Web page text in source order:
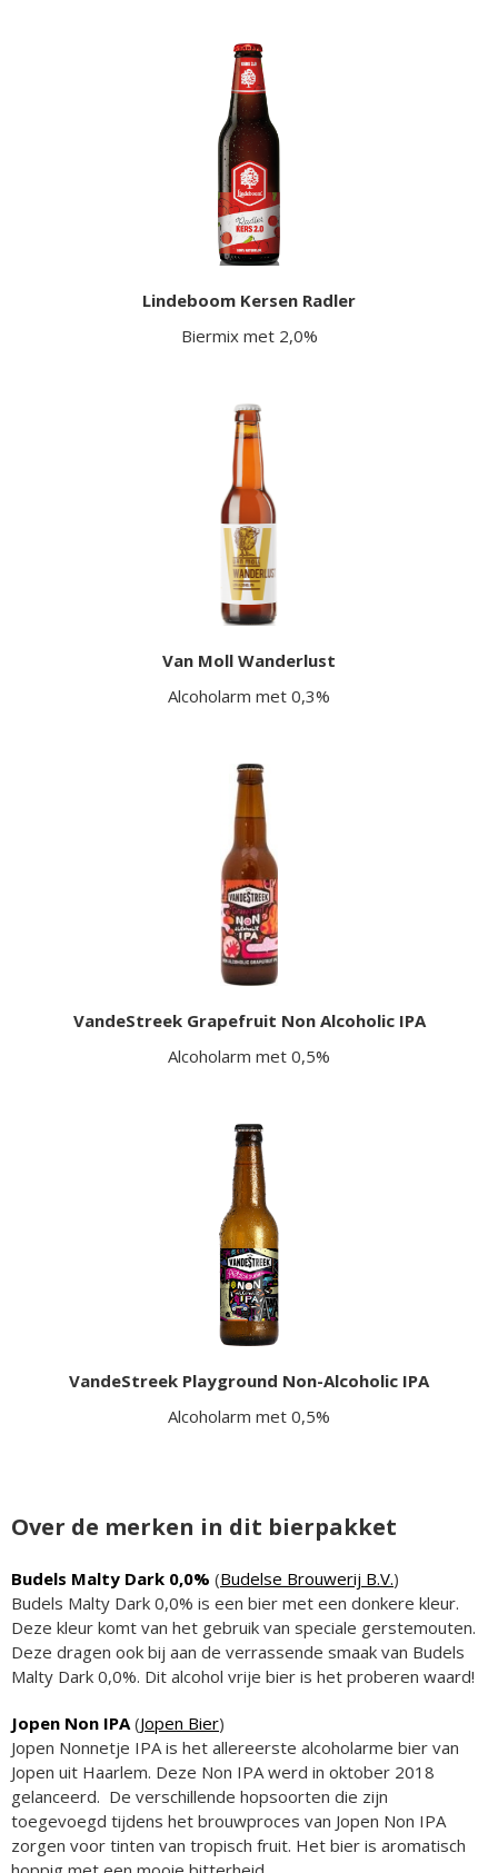
Lindeboom Kersen Radler
Biermix met 2,0%
Van Moll Wanderlust
Alcoholarm met 0,3%
VandeStreek Grapefruit Non Alcoholic IPA
Alcoholarm met 0,5%
VandeStreek Playground Non-Alcoholic IPA
Alcoholarm met 0,5%
Over de merken in dit bierpakket
Budels Malty Dark 0,0% (Budelse Brouwerij B.V.)
Budels Malty Dark 0,0% is een bier met een donkere kleur.
Deze kleur komt van het gebruik van speciale gerstemouten.
Deze dragen ook bij aan de verrassende smaak van Budels
Malty Dark 0,0%. Dit alcohol vrije bier is het proberen waard!
Jopen Non IPA(Jopen Bier)
Jopen Nonnetje IPA is het allereerste alcoholarme bier van
Jopen uit Haarlem. Deze Non IPA werd in oktober 2018
gelanceerd. De verschillende hopsoorten die zijn
toegevoegd tijdens het brouwproces van Jopen Non IPA
zorgen voor tinten van tropisch fruit. Het bier is aromatisch